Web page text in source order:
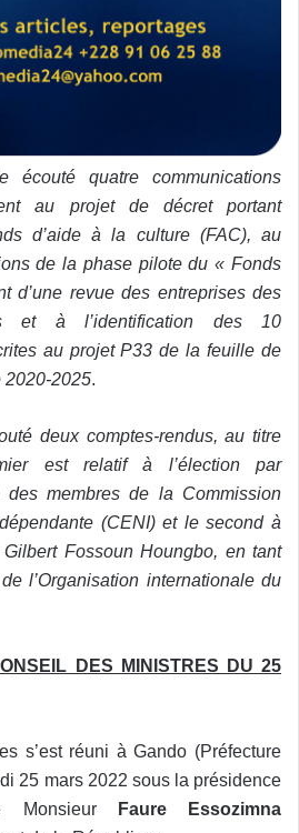
quatre communications
au projet de décret portant
d’aide à la culture (FAC), au
de la phase pilote du « Fonds
d’une revue des entreprises des
et à l’identification des 10
au projet P33 de la feuille de
2020-2025.
deux comptes-rendus, au titre
est relatif à l’élection par
des membres de la Commission
(CENI) et le second à
Fossoun Houngbo, en tant
l’Organisation internationale du
DES MINISTRES DU 25
s’est réuni à Gando (Préfecture
25 mars 2022 sous la présidence
MonsieurFaure Essozimna